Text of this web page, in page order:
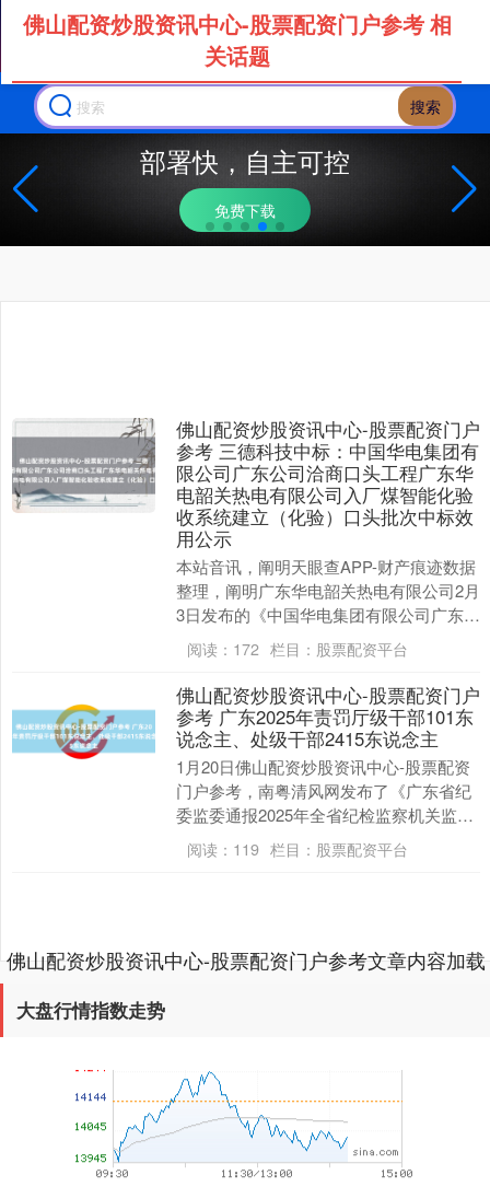
搜索
部署快，自主可控
免费下载
佛山配资炒股资讯中心-股票配资门户参考 相
关话题
佛山配资炒股资讯中心-股票配资门户
参考 三德科技中标：中国华电集团有
限公司广东公司洽商口头工程广东华
电韶关热电有限公司入厂煤智能化验
收系统建立（化验）口头批次中标效
用公示
本站音讯，阐明天眼查APP-财产痕迹数据
整理，阐明广东华电韶关热电有限公司2月
3日发布的《中国华电集团有限公司广东公
司洽商口头工程广东华电韶关热电有限公
司入厂煤....
阅读： 172 栏目： 股票配资平台
佛山配资炒股资讯中心-股票配资门户
参考 广东2025年责罚厅级干部101东
说念主、处级干部2415东说念主
1月20日佛山配资炒股资讯中心-股票配资
门户参考，南粤清风网发布了《广东省纪
委监委通报2025年全省纪检监察机关监督
检查、审查探听情况》：2025年，广东全
省纪....
阅读： 119 栏目： 股票配资平台
佛山配资炒股资讯中心-股票配资门户参考文章内容加载
大盘行情指数走势
上证综指 3887.87 +9.44 +0.24%
深证成指 14024.73 -119.47 -0.84%